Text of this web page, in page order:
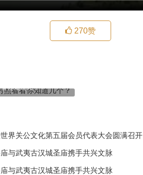
270赞
你知道几个？
界关公文化第五届会员代表大会圆满召开
与武夷古汉城圣庙携手共兴文脉
与武夷古汉城圣庙携手共兴文脉